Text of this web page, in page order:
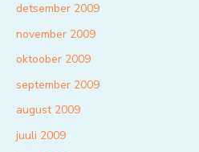
detsember 2009
november 2009
oktoober 2009
september 2009
august 2009
juuli 2009